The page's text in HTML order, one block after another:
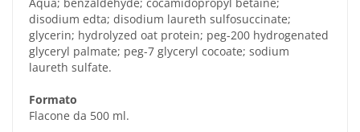
disodium edta; disodium laureth sulfosuccinate;
glycerin; hydrolyzed oat protein; peg-200 hydrogenated
glyceryl palmate; peg-7 glyceryl cocoate; sodium
laureth sulfate.
Formato
Flacone da 500 ml.